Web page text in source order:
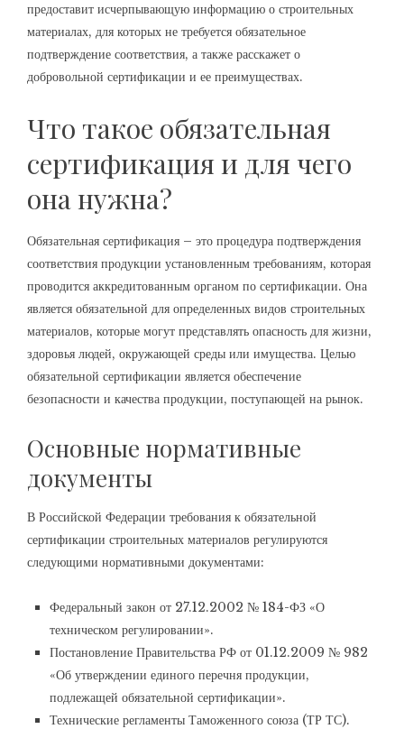
предоставит исчерпывающую информацию о строительных
материалах, для которых не требуется обязательное
подтверждение соответствия, а также расскажет о
добровольной сертификации и ее преимуществах.
Что такое обязательная
сертификация и для чего
она нужна?
Обязательная сертификация – это процедура подтверждения
соответствия продукции установленным требованиям, которая
проводится аккредитованным органом по сертификации. Она
является обязательной для определенных видов строительных
материалов, которые могут представлять опасность для жизни,
здоровья людей, окружающей среды или имущества. Целью
обязательной сертификации является обеспечение
безопасности и качества продукции, поступающей на рынок.
Основные нормативные
документы
В Российской Федерации требования к обязательной
сертификации строительных материалов регулируются
следующими нормативными документами:
Федеральный закон от 27.12.2002 № 184-ФЗ «О
техническом регулировании».
Постановление Правительства РФ от 01.12.2009 № 982
«Об утверждении единого перечня продукции,
подлежащей обязательной сертификации».
Технические регламенты Таможенного союза (ТР ТС).